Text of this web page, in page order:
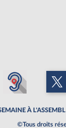
À
©Tous droits